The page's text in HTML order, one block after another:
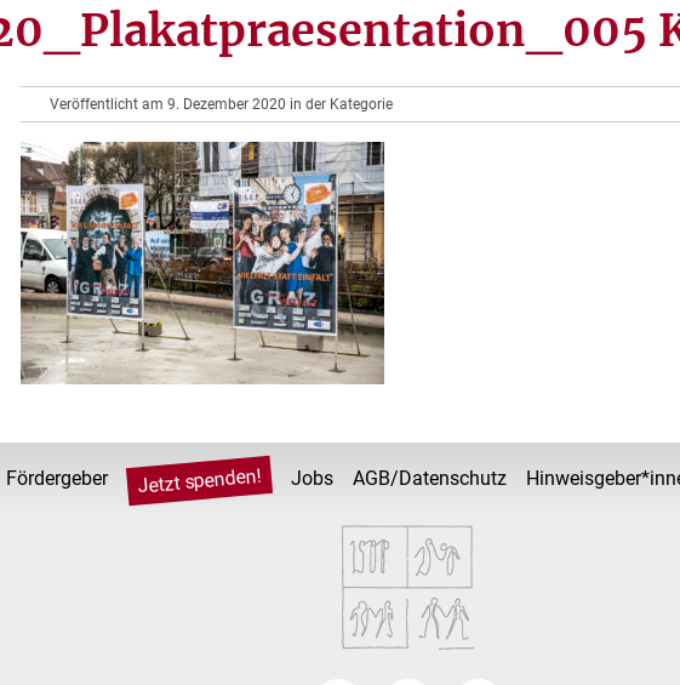
Veröffentlicht am 9. Dezember 2020 in der Kategorie
Fördergeber Jetzt spenden! Jobs AGB/Datenschutz